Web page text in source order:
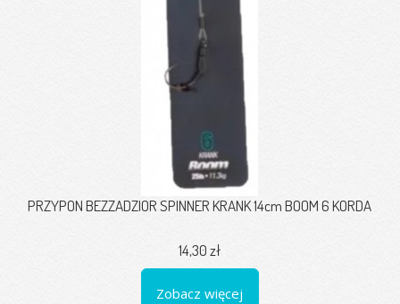
PRZYPON BEZZADZIOR SPINNER KRANK 14cm BOOM 6 KORDA
14,30 zł
Zobacz więcej